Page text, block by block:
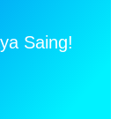
Saing!